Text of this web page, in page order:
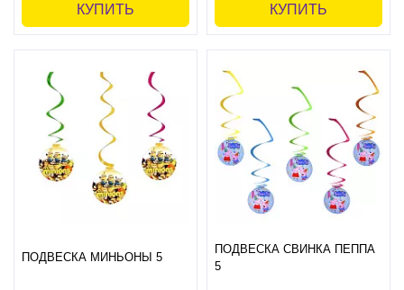
КУПИТЬ КУПИТЬ
ПОДВЕСКА МИНЬОНЫ 5
ПОДВЕСКА СВИНКА ПЕППА
5